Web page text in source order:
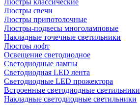
Люстры классические
Люстры свечи
Люстры припотолочные
Люстры-подвесы многоламповые
Накладные точечные светильники
Люстры лофт
Освещение светодиодное
Светодиодные лампы
Светодиодная LED лента
Светодиодные LED прожектора
Встроенные светодиодные светильники
Накладные светодиодные светильники